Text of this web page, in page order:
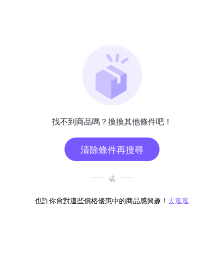
找不到商品嗎？換換其他條件吧！
清除條件再搜尋
或
也許你會對這些價格優惠中的商品感興趣！ 去逛逛